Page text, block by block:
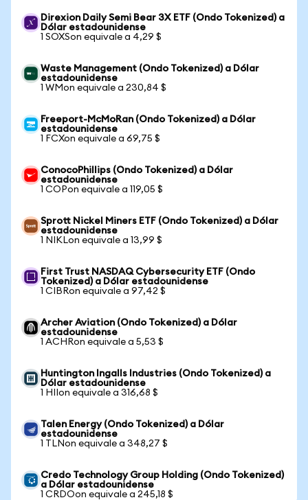
Direxion Daily Semi Bear 3X ETF (Ondo Tokenized) a
Dólar estadounidense
1 SOXSon equivale a 4,29 $
Waste Management (Ondo Tokenized) a Dólar
estadounidense
1 WMon equivale a 230,84 $
Freeport-McMoRan (Ondo Tokenized) a Dólar
estadounidense
1 FCXon equivale a 69,75 $
ConocoPhillips (Ondo Tokenized) a Dólar
estadounidense
1 COPon equivale a 119,05 $
Sprott Nickel Miners ETF (Ondo Tokenized) a Dólar
estadounidense
1 NIKLon equivale a 13,99 $
First Trust NASDAQ Cybersecurity ETF (Ondo
Tokenized) a Dólar estadounidense
1 CIBRon equivale a 97,42 $
Archer Aviation (Ondo Tokenized) a Dólar
estadounidense
1 ACHRon equivale a 5,53 $
Huntington Ingalls Industries (Ondo Tokenized) a
Dólar estadounidense
1 HIIon equivale a 316,68 $
Talen Energy (Ondo Tokenized) a Dólar
estadounidense
1 TLNon equivale a 348,27 $
Credo Technology Group Holding (Ondo Tokenized)
a Dólar estadounidense
1 CRDOon equivale a 245,18 $